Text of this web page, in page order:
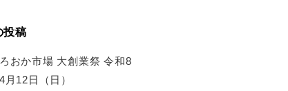
投稿
おか市場 大創業祭 令和8
月12日（日）